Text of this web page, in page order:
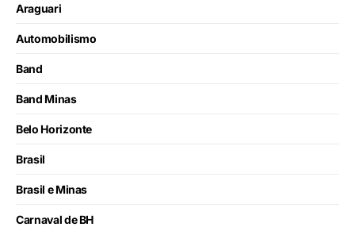
Araguari
Automobilismo
Band
Band Minas
Belo Horizonte
Brasil
Brasil e Minas
Carnaval de BH